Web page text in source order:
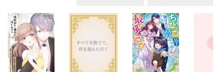
モラルハザードを起こす…
＊モラルハザード
※2009年2月15日完結作品。